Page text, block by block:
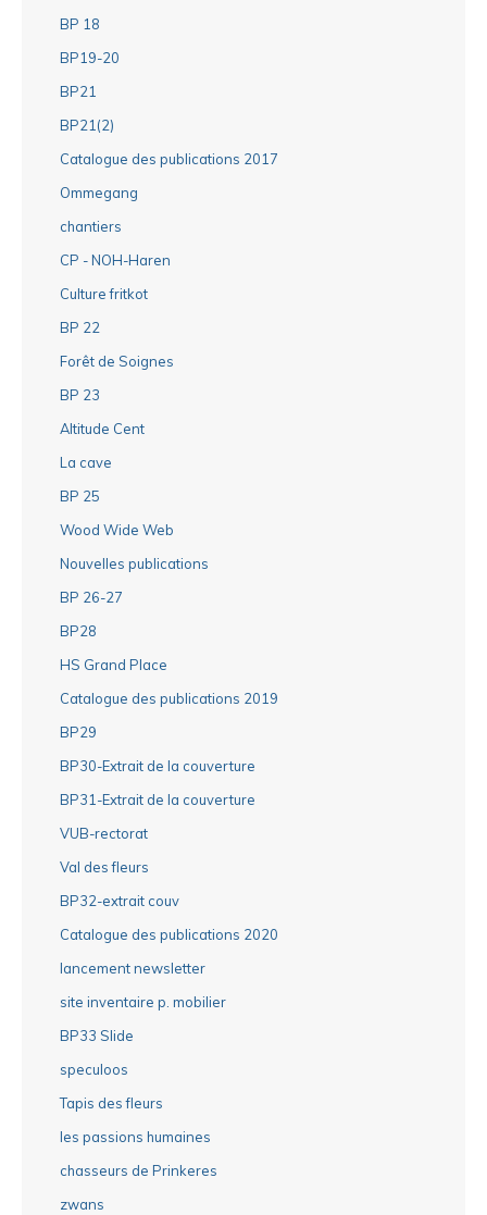
BP 18
BP19-20
BP21
BP21(2)
Catalogue des publications 2017
Ommegang
chantiers
CP - NOH-Haren
Culture fritkot
BP 22
Forêt de Soignes
BP 23
Altitude Cent
La cave
BP 25
Wood Wide Web
Nouvelles publications
BP 26-27
BP28
HS Grand Place
Catalogue des publications 2019
BP29
BP30-Extrait de la couverture
BP31-Extrait de la couverture
VUB-rectorat
Val des fleurs
BP32-extrait couv
Catalogue des publications 2020
lancement newsletter
site inventaire p. mobilier
BP33 Slide
speculoos
Tapis des fleurs
les passions humaines
chasseurs de Prinkeres
zwans